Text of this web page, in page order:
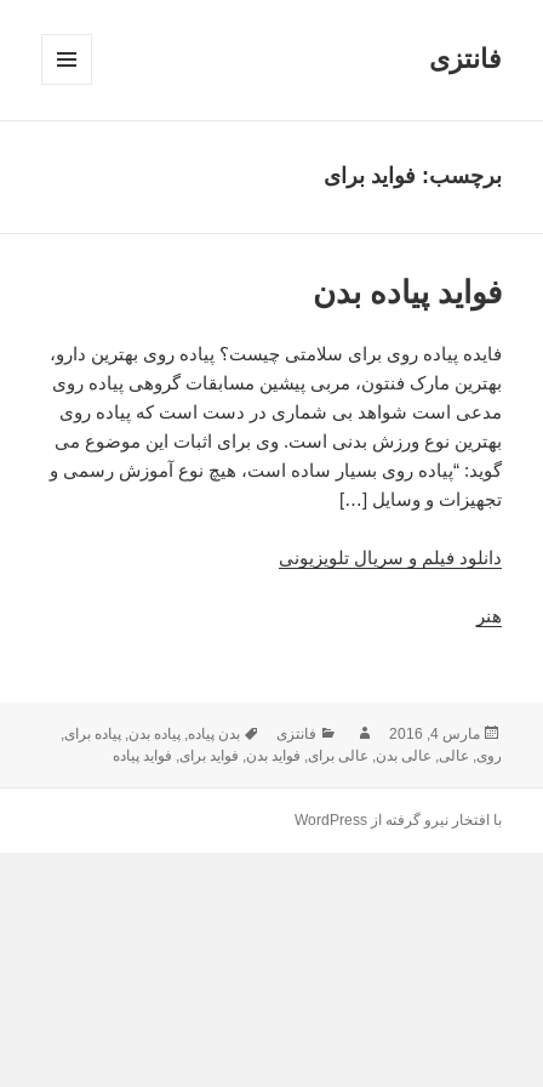
فانتزی
برچسب: فواید برای
فواید پیاده بدن
فایده پیاده روی برای سلامتی چیست؟ پیاده روی بهترین دارو،
بهترین مارک فنتون، مربی پیشین مسابقات گروهی پیاده روی
مدعی است شواهد بی شماری در دست است که پیاده روی
بهترین نوع ورزش بدنی است. وی برای اثبات این موضوع می
گوید: “پیاده روی بسیار ساده است، هیچ نوع آموزش رسمی و
تجهیزات و وسایل […]
دانلود فیلم و سریال تلویزیونی
هنر
ارسال
شده
مارس 4, 2016 نویسندهدسته‌ها
فانتزی برچسب‌ها
بدن پیاده,پیاده بدن,پیاده برای,
روی, عالی, عالی بدن, عالی برای, فواید بدن, فواید برای, فواید پیاده
با افتخار نیرو گرفته از WordPress